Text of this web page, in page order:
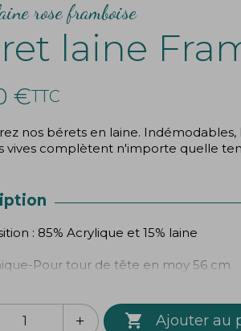
rose framboise
laine
€TTC
nos bérets en laine.
vives complètent n'importe quelle
: 85% Acrylique et 15% laine
Pour tour de tête en moy 56 cm
 Ajouter au